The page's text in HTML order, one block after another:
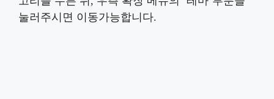
눌러주시면 이동가능합니다.